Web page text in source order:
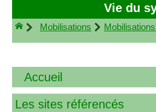
Vie du
Mobilisations
Accueil
Les sites référencés